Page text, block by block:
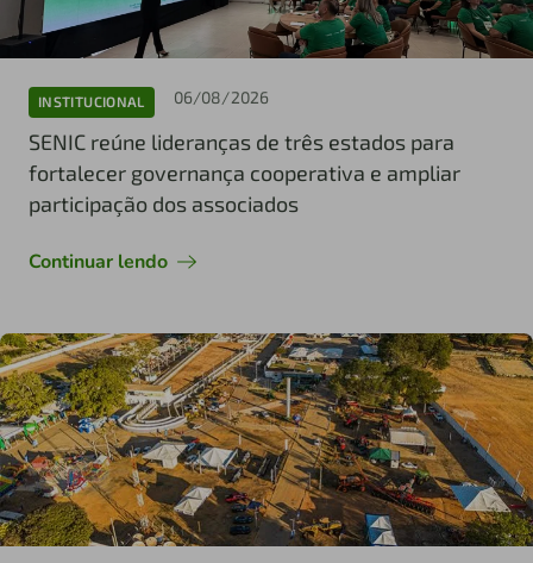
INSTITUCIONAL 06/08/2026
SENIC reúne lideranças de três estados para
fortalecer governança cooperativa e ampliar
participação dos associados
Continuar lendo